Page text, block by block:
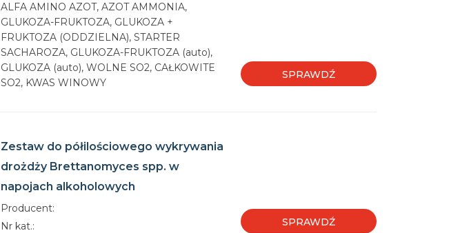
ALFA AMINO AZOT, AZOT AMMONIA,
GLUKOZA-FRUKTOZA, GLUKOZA +
FRUKTOZA (ODDZIELNA), STARTER
SACHAROZA, GLUKOZA-FRUKTOZA (auto),
GLUKOZA (auto), WOLNE SO2, CAŁKOWITE
SO2, KWAS WINOWY
SPRAWDŹ
Zestaw do półilościowego wykrywania
drożdży Brettanomyces spp. w
napojach alkoholowych
Producent:
Nr kat.:
SPRAWDŹ